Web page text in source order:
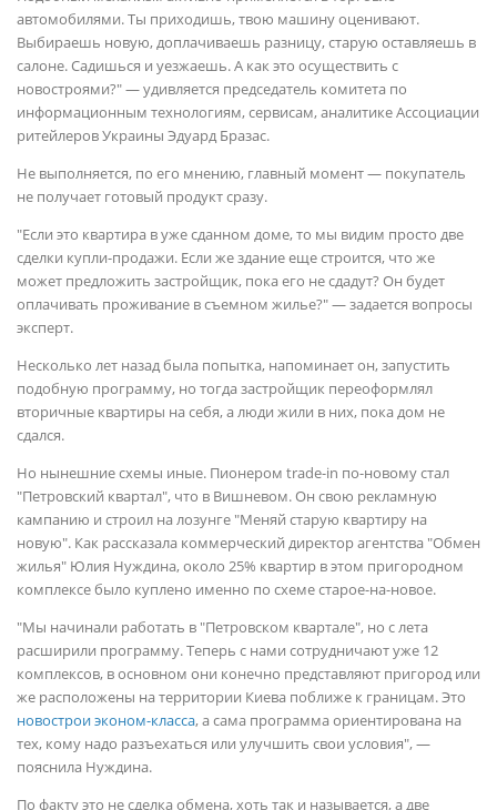
автомобилями. Ты приходишь, твою машину оценивают.
Выбираешь новую, доплачиваешь разницу, старую оставляешь в
салоне. Садишься и уезжаешь. А как это осуществить с
новостроями?" — удивляется председатель комитета по
информационным технологиям, сервисам, аналитике Ассоциации
ритейлеров Украины Эдуард Бразас.
Не выполняется, по его мнению, главный момент — покупатель
не получает готовый продукт сразу.
"Если это квартира в уже сданном доме, то мы видим просто две
сделки купли-продажи. Если же здание еще строится, что же
может предложить застройщик, пока его не сдадут? Он будет
оплачивать проживание в съемном жилье?" — задается вопросы
эксперт.
Несколько лет назад была попытка, напоминает он, запустить
подобную программу, но тогда застройщик переоформлял
вторичные квартиры на себя, а люди жили в них, пока дом не
сдался.
Но нынешние схемы иные. Пионером trade-in по-новому стал
"Петровский квартал", что в Вишневом. Он свою рекламную
кампанию и строил на лозунге "Меняй старую квартиру на
новую". Как рассказала коммерческий директор агентства "Обмен
жилья" Юлия Нуждина, около 25% квартир в этом пригородном
комплексе было куплено именно по схеме старое-на-новое.
"Мы начинали работать в "Петровском квартале", но с лета
расширили программу. Теперь с нами сотрудничают уже 12
комплексов, в основном они конечно представляют пригород или
же расположены на территории Киева поближе к границам. Это
новострои эконом-класса, а сама программа ориентирована на
тех, кому надо разъехаться или улучшить свои условия", —
пояснила Нуждина.
По факту это не сделка обмена, хоть так и называется, а две